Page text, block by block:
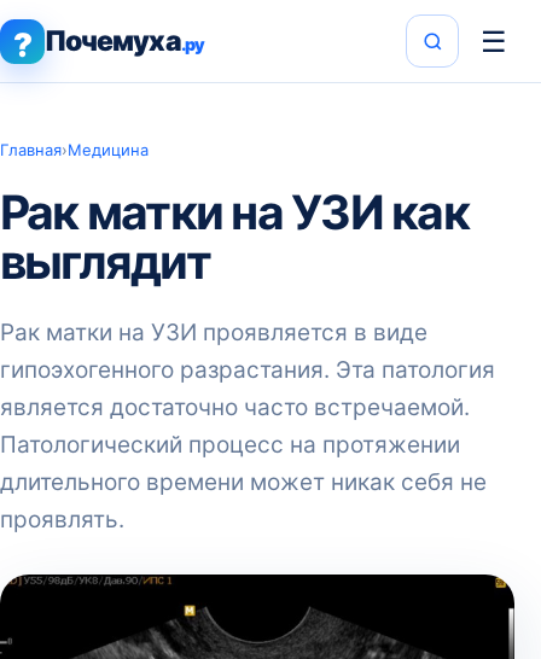
? Почемуха.ру ☰
Главная›Медицина
Рак матки на УЗИ как
выглядит
Рак матки на УЗИ проявляется в виде
гипоэхогенного разрастания. Эта патология
является достаточно часто встречаемой.
Патологический процесс на протяжении
длительного времени может никак себя не
проявлять.